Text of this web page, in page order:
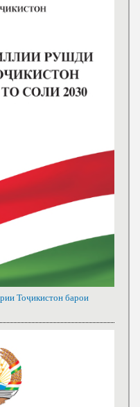
Тоҷикистон барои